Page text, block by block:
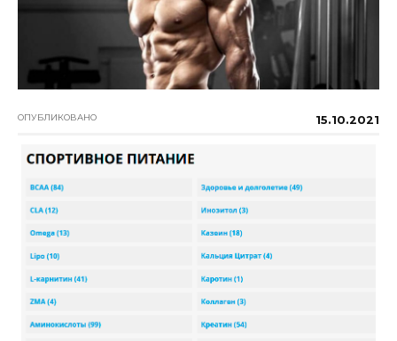
ОПУБЛИКОВАНО 15.10.2021